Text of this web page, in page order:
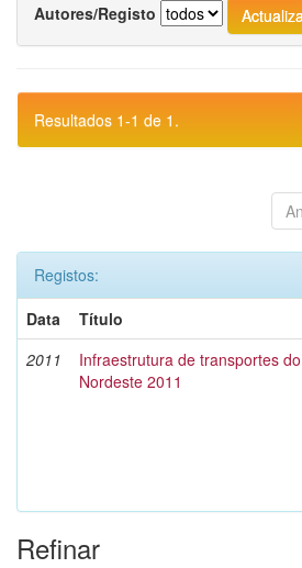
Autores/Registo
Resultados 1-1 de 1.
Registos:
Data
Título
2011
Infraestrutura de transportes do
Nordeste 2011
Refinar